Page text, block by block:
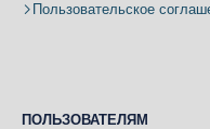
Пользовательское
ПОЛЬЗОВАТЕЛЯМ